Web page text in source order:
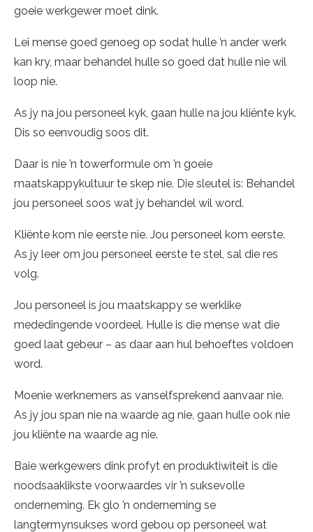
goeie werkgewer moet dink.
Lei mense goed genoeg op sodat hulle ’n ander werk
kan kry, maar behandel hulle so goed dat hulle nie wil
loop nie.
As jy na jou personeel kyk, gaan hulle na jou kliënte kyk.
Dis so eenvoudig soos dit.
Daar is nie ’n towerformule om ’n goeie
maatskappykultuur te skep nie. Die sleutel is: Behandel
jou personeel soos wat jy behandel wil word.
Kliënte kom nie eerste nie. Jou personeel kom eerste.
As jy leer om jou personeel eerste te stel, sal die res
volg.
Jou personeel is jou maatskappy se werklike
mededingende voordeel. Hulle is die mense wat die
goed laat gebeur – as daar aan hul behoeftes voldoen
word.
Moenie werknemers as vanselfsprekend aanvaar nie.
As jy jou span nie na waarde ag nie, gaan hulle ook nie
jou kliënte na waarde ag nie.
Baie werkgewers dink profyt en produktiwiteit is die
noodsaaklikste voorwaardes vir ’n suksevolle
onderneming. Ek glo ’n onderneming se
langtermynsukses word gebou op personeel wat